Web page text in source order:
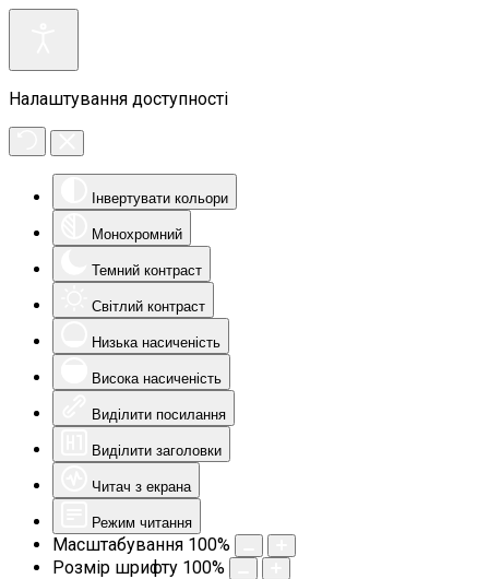
Налаштування доступності
Інвертувати кольори
Монохромний
Темний контраст
Світлий контраст
Низька насиченість
Висока насиченість
Виділити посилання
Виділити заголовки
Читач з екрана
Режим читання
Масштабування 100%
Розмір шрифту 100%